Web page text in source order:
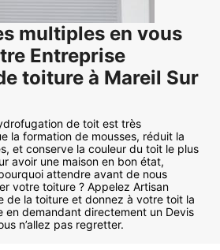
multiples en vous
Entreprise
toiture à Mareil Sur
de toit est très
la formation de mousses, réduit la
et conserve la couleur du toit le plus
avoir une maison en bon état,
attendre avant de nous
votre toiture ? Appelez Artisan
de la toiture et donnez à votre toit la
en demandant directement un Devis
n’allez pas regretter.